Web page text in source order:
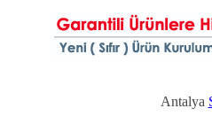
Antalya